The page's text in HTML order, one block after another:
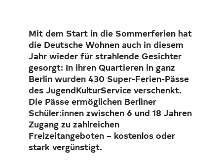
Mit dem Start in die Sommerferien hat
die Deutsche Wohnen auch in diesem
Jahr wieder für strahlende Gesichter
gesorgt: In ihren Quartieren in ganz
Berlin wurden 430 Super-Ferien-Pässe
des JugendKulturService verschenkt.
Die Pässe ermöglichen Berliner
Schüler:innen zwischen 6 und 18 Jahren
Zugang zu zahlreichen
Freizeitangeboten – kostenlos oder
stark vergünstigt.